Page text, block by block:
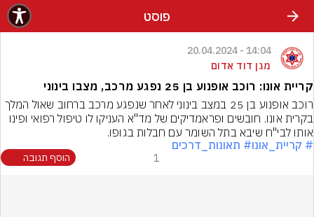
פוסט
14:04 - 20.04.2024
מגן דוד אדום
קריית אונו: רוכב אופנוע בן 25 נפגע מרכב, מצבו בינוני
אותו לבי"ח שיבא בתל השומר עם חבלות בגופו.
# קריית_אונו# תאונות_דרכים
1 הוסף תגובה